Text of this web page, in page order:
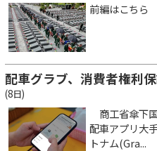
前編はこちら
配車グラブ、消費者権利
(8日)
商工省傘下
配車アプリ大
トナム(Gra...